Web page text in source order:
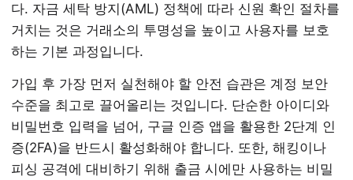
다. 자금 세탁 방지(AML) 정책에 따라 신원 확인 절차를
거치는 것은 거래소의 투명성을 높이고 사용자를 보호
하는 기본 과정입니다.
가입 후 가장 먼저 실천해야 할 안전 습관은 계정 보안
수준을 최고로 끌어올리는 것입니다. 단순한 아이디와
비밀번호 입력을 넘어, 구글 인증 앱을 활용한 2단계 인
증(2FA)을 반드시 활성화해야 합니다. 또한, 해킹이나
피싱 공격에 대비하기 위해 출금 시에만 사용하는 비밀